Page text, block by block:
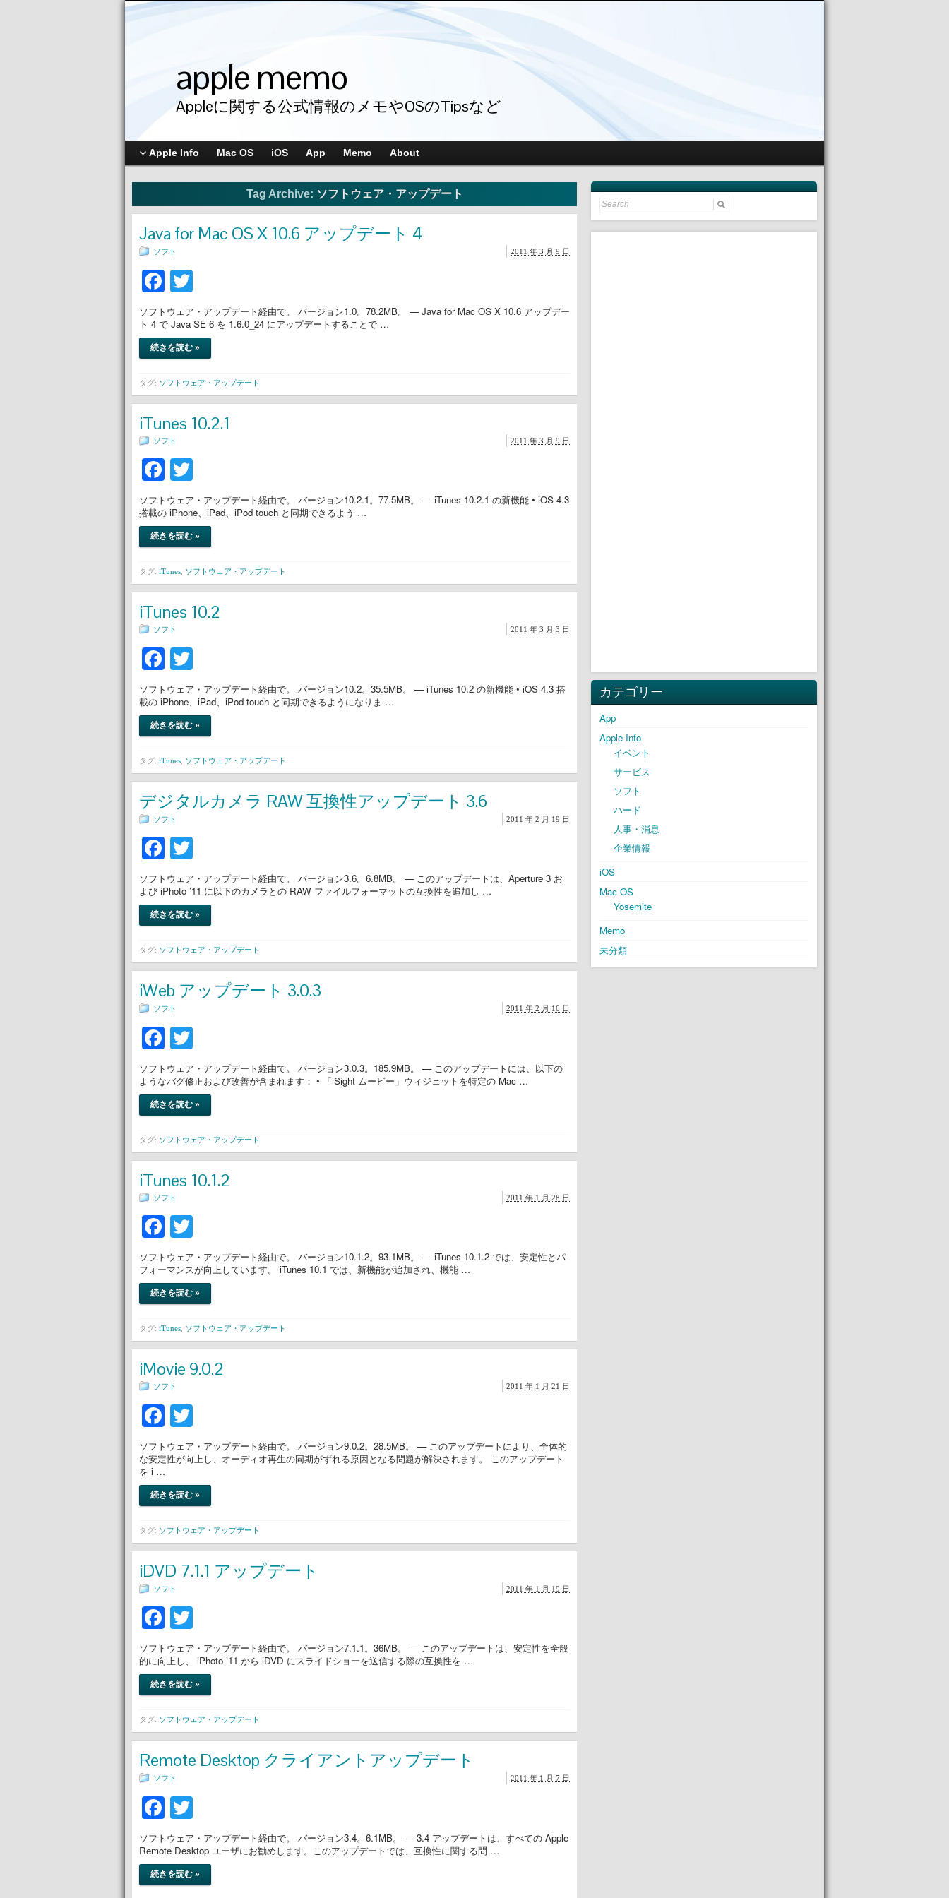
apple memo
Appleに関する公式情報のメモやOSのTipsなど
Apple Info Mac OS iOS App Memo About
Tag Archive: ソフトウェア・アップデート
Java for Mac OS X 10.6 アップデート 4
ソフト 2011 年 3 月 9 日
Facebook
ソフトウェア・アップデート経由で。 バージョン1.0。78.2MB。 — Java for Mac OS X 10.6 アップデー
ト 4 で Java SE 6 を 1.6.0_24 にアップデートすることで …
続きを読む »
タグ: ソフトウェア・アップデート
iTunes 10.2.1
ソフト 2011 年 3 月 9 日
Facebook
ソフトウェア・アップデート経由で。 バージョン10.2.1。77.5MB。 — iTunes 10.2.1 の新機能 • iOS 4.3
搭載の iPhone、iPad、iPod touch と同期できるよう …
続きを読む »
タグ: iTunes ソフトウェア・アップデート
iTunes 10.2
ソフト 2011 年 3 月 3 日
Facebook
ソフトウェア・アップデート経由で。 バージョン10.2。35.5MB。 — iTunes 10.2 の新機能 • iOS 4.3 搭
載の iPhone、iPad、iPod touch と同期できるようになりま …
続きを読む »
タグ: iTunes ソフトウェア・アップデート
デジタルカメラ RAW 互換性アップデート 3.6
ソフト 2011 年 2 月 19 日
Facebook
ソフトウェア・アップデート経由で。 バージョン3.6。6.8MB。 — このアップデートは、Aperture 3 お
よび iPhoto ’11 に以下のカメラとの RAW ファイルフォーマットの互換性を追加し …
続きを読む »
タグ: ソフトウェア・アップデート
iWeb アップデート 3.0.3
ソフト 2011 年 2 月 16 日
Facebook
ソフトウェア・アップデート経由で。 バージョン3.0.3。185.9MB。 — このアップデートには、以下の
ようなバグ修正および改善が含まれます： • 「iSight ムービー」ウィジェットを特定の Mac …
続きを読む »
タグ: ソフトウェア・アップデート
iTunes 10.1.2
ソフト 2011 年 1 月 28 日
Facebook
ソフトウェア・アップデート経由で。 バージョン10.1.2。93.1MB。 — iTunes 10.1.2 では、安定性とパ
フォーマンスが向上しています。 iTunes 10.1 では、新機能が追加され、機能 …
続きを読む »
タグ: iTunes ソフトウェア・アップデート
iMovie 9.0.2
ソフト 2011 年 1 月 21 日
Facebook
ソフトウェア・アップデート経由で。 バージョン9.0.2。28.5MB。 — このアップデートにより、全体的
な安定性が向上し、オーディオ再生の同期がずれる原因となる問題が解決されます。 このアップデート
を i …
続きを読む »
タグ: ソフトウェア・アップデート
iDVD 7.1.1 アップデート
ソフト 2011 年 1 月 19 日
Facebook
ソフトウェア・アップデート経由で。 バージョン7.1.1。36MB。 — このアップデートは、安定性を全般
的に向上し、 iPhoto ’11 から iDVD にスライドショーを送信する際の互換性を …
続きを読む »
タグ: ソフトウェア・アップデート
Remote Desktop クライアントアップデート
ソフト 2011 年 1 月 7 日
Facebook
ソフトウェア・アップデート経由で。 バージョン3.4。6.1MB。 — 3.4 アップデートは、すべての Apple
Remote Desktop ユーザにお勧めします。このアップデートでは、互換性に関する問 …
続きを読む »
Search
カテゴリー
App
Apple Info
イベント
サービス
ソフト
ハード
人事・消息
企業情報
iOS
Mac OS
Yosemite
Memo
未分類